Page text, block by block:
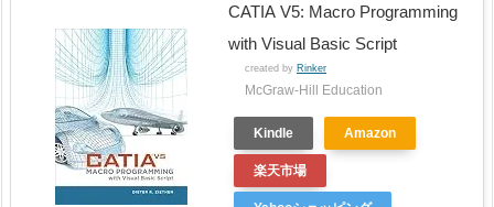
CATIA V5: Macro Programming
with Visual Basic Script
created by Rinker
McGraw-Hill Education
Kindle Amazon
楽天市場